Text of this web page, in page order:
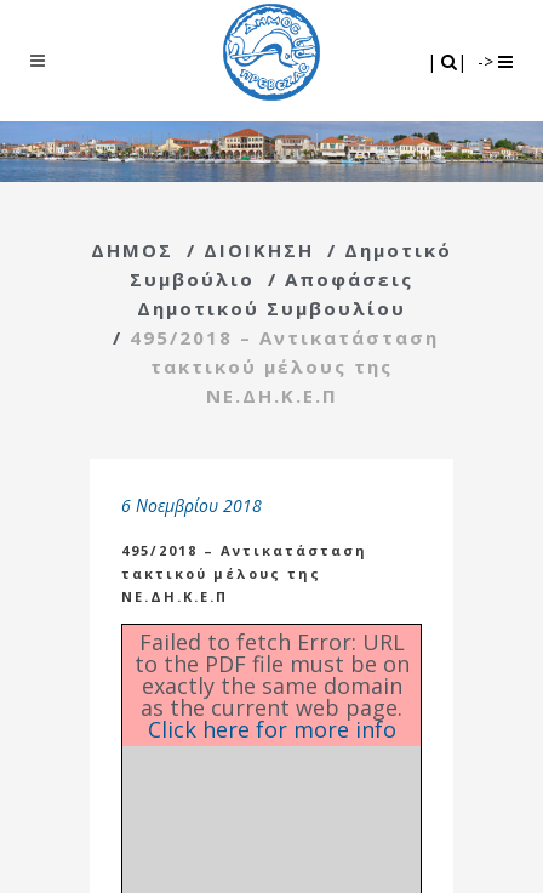
| | ->
ΔΗΜΟΣ / ΔΙΟΙΚΗΣΗ / Δημοτικό
Συμβούλιο
/ Αποφάσεις
Δημοτικού Συμβουλίου
/ 495/2018 – Αντικατάσταση
τακτικού μέλους της
ΝΕ.ΔΗ.Κ.Ε.Π
6 Νοεμβρίου 2018
495/2018 – Αντικατάσταση
τακτικού μέλους της
ΝΕ.ΔΗ.Κ.Ε.Π
Failed to fetch Error: URL
to the PDF file must be on
exactly the same domain
as the current web page.
Click here for more info